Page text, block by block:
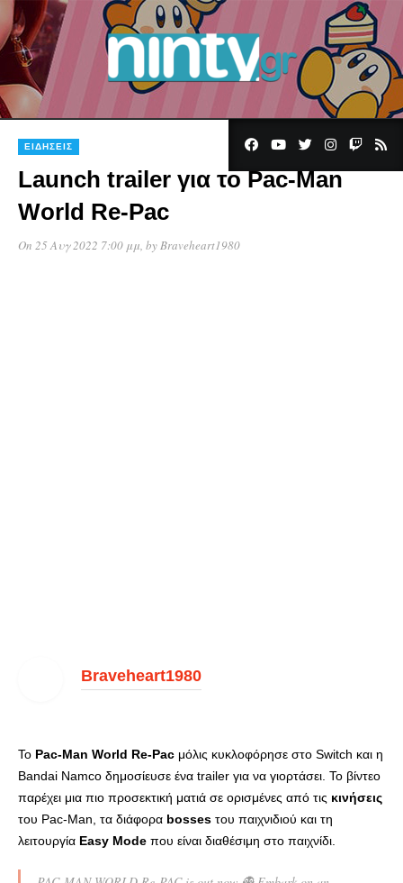
ΕΙΔΉΣΕΙΣ
Launch trailer για το Pac-Man
World Re-Pac
On 25 Αυγ 2022 7:00 μμ , by Braveheart1980
Braveheart1980
Το Pac-Man World Re-Pac μόλις κυκλοφόρησε στο Switch και η
Bandai Namco δημοσίευσε ένα trailer για να γιορτάσει. Το βίντεο
παρέχει μια πιο προσεκτική ματιά σε ορισμένες από τις κινήσεις
του Pac-Man, τα διάφορα bosses του παιχνιδιού και τη
λειτουργία Easy Mode που είναι διαθέσιμη στο παιχνίδι.